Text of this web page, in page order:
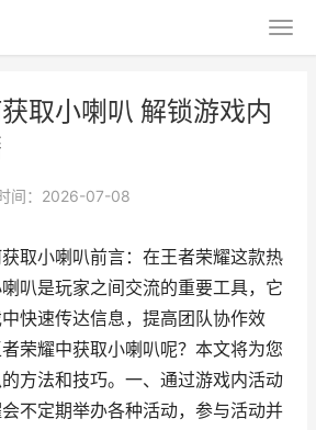
取小喇叭 解锁游戏内
间：2026-07-08
取小喇叭前言：在王者荣耀这款热
叭是玩家之间交流的重要工具，它
快速传达信息，提高团队协作效
荣耀中获取小喇叭呢？本文将为您
方法和技巧。一、通过游戏内活动
不定期举办各种活动，参与活动并